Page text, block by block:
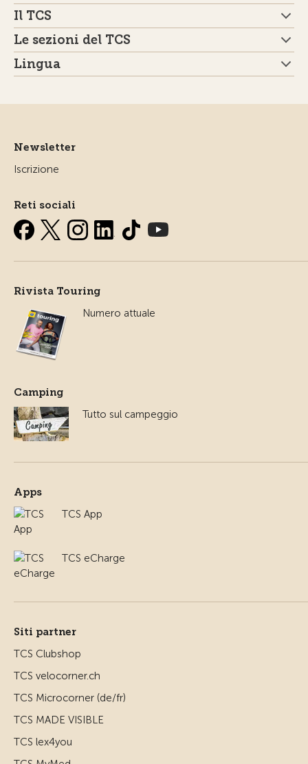
Il TCS
Le sezioni del TCS
Lingua
Newsletter
Iscrizione
Reti sociali
Rivista Touring
Numero attuale
Camping
Tutto sul campeggio
Apps
TCS App
TCS eCharge
Siti partner
TCS Clubshop
TCS velocorner.ch
TCS Microcorner (de/fr)
TCS MADE VISIBLE
TCS lex4you